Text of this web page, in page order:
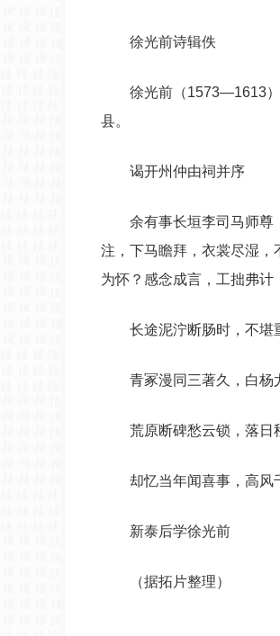
徐光前诗辑佚
徐光前（1573—1613
县。
谒开州仲由祠并序
余有事长垣李司马师尊
注，下马瞻拜，衣裳尽湿
为怀？感念成言，工拙弗计
长途泥泞断肠时，不堪
青冢漫同三著久，白杨
荒原断碑愁云锁，落日
却忆当年闻喜事，高风
新泰后学徐光前
（据拓片整理）